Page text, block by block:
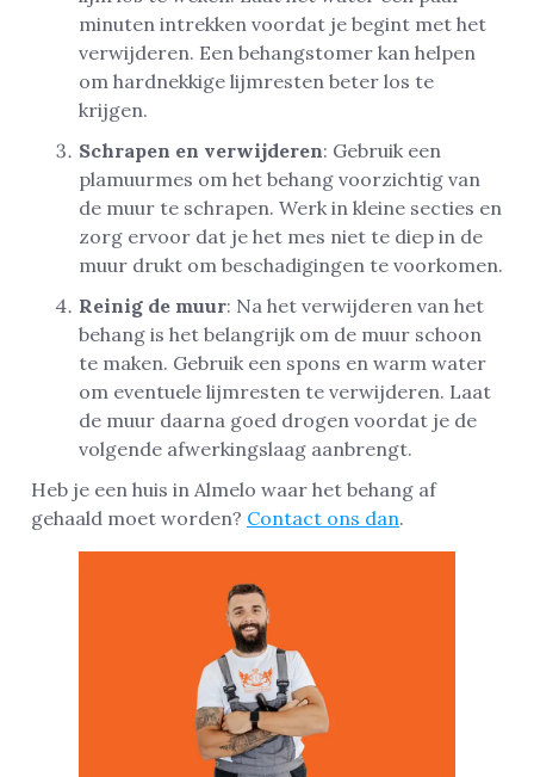
minuten intrekken voordat je begint met het
verwijderen. Een behangstomer kan helpen
om hardnekkige lijmresten beter los te
krijgen.
Schrapen en verwijderen: Gebruik een
plamuurmes om het behang voorzichtig van
de muur te schrapen. Werk in kleine secties en
zorg ervoor dat je het mes niet te diep in de
muur drukt om beschadigingen te voorkomen.
Reinig de muur: Na het verwijderen van het
behang is het belangrijk om de muur schoon
te maken. Gebruik een spons en warm water
om eventuele lijmresten te verwijderen. Laat
de muur daarna goed drogen voordat je de
volgende afwerkingslaag aanbrengt.
Heb je een huis in Almelo waar het behang af
gehaald moet worden? Contact ons dan.